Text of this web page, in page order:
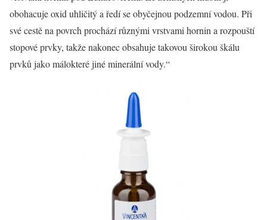
obohacuje oxid uhličitý a ředí se obyčejnou podzemní vodou. Při
své cestě na povrch prochází různými vrstvami hornin a rozpouští
stopové prvky, takže nakonec obsahuje takovou širokou škálu
prvků jako málokteré jiné minerální vody.“